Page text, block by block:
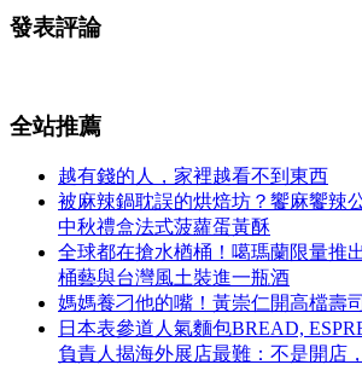
發表評論
全站推薦
越有錢的人，家裡越看不到東西
被麻辣鍋耽誤的烘焙坊？饗麻饗辣
中秋禮盒法式菠蘿蛋黃酥
全球都在搶水楢桶！噶瑪蘭限量推
桶藝與台灣風土裝進一瓶酒
媽媽養刁他的嘴！黃崇仁開高檔壽
日本表參道人氣麵包BREAD,
負責人揭海外展店最難：不是開店